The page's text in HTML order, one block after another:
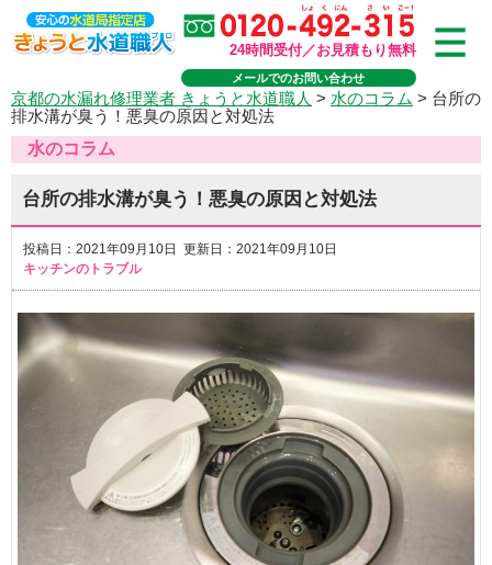
24時間受付／お見積もり無料
メールでのお問い合わせ
京都の水漏れ修理業者 きょうと水道職人 > 水のコラム > 台所の
排水溝が臭う！悪臭の原因と対処法
水のコラム
台所の排水溝が臭う！悪臭の原因と対処法
投稿日：2021年09月10日 更新日：2021年09月10日
キッチンのトラブル